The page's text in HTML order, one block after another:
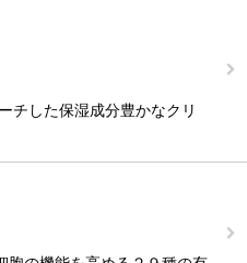
チした保湿成分豊かなクリ